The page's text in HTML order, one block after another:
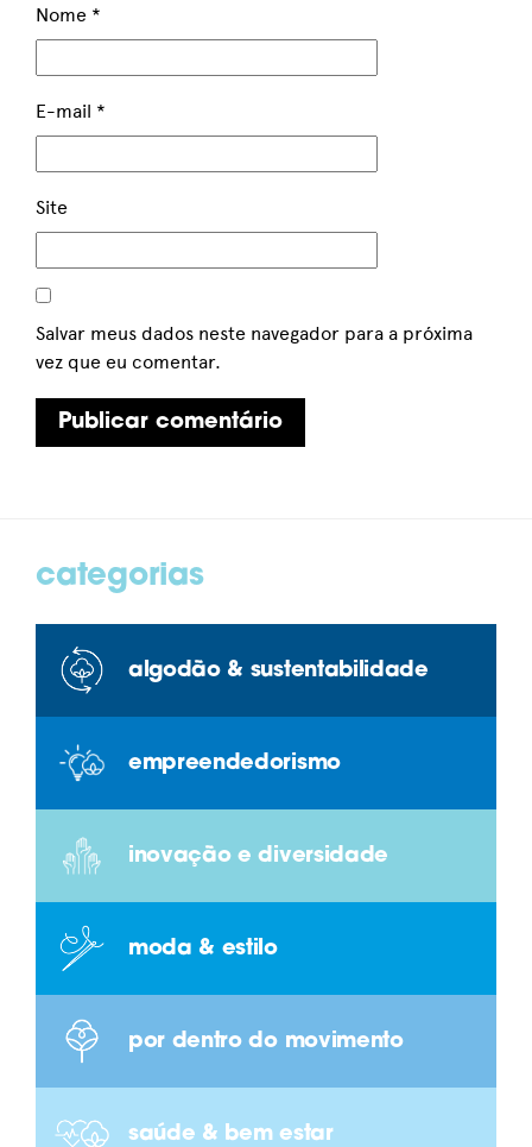
Nome *
E-mail *
Site
Salvar meus dados neste navegador para a próxima
vez que eu comentar.
categorias
algodão & sustentabilidade
empreendedorismo
inovação e diversidade
moda & estilo
por dentro do movimento
saúde & bem estar